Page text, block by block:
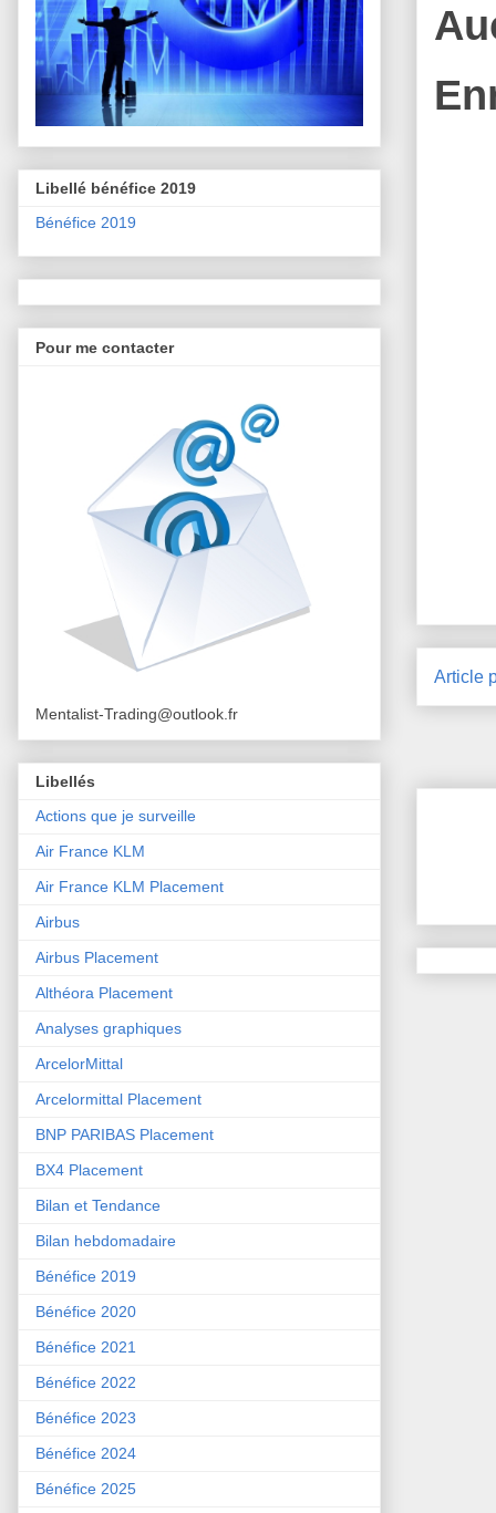
Article
Libellé bénéfice 2019
Bénéfice 2019
Pour me contacter
Mentalist-Trading@outlook.fr
Libellés
Actions que je surveille
Air France KLM
Air France KLM Placement
Airbus
Airbus Placement
Althéora Placement
Analyses graphiques
ArcelorMittal
Arcelormittal Placement
BNP PARIBAS Placement
BX4 Placement
Bilan et Tendance
Bilan hebdomadaire
Bénéfice 2019
Bénéfice 2020
Bénéfice 2021
Bénéfice 2022
Bénéfice 2023
Bénéfice 2024
Bénéfice 2025